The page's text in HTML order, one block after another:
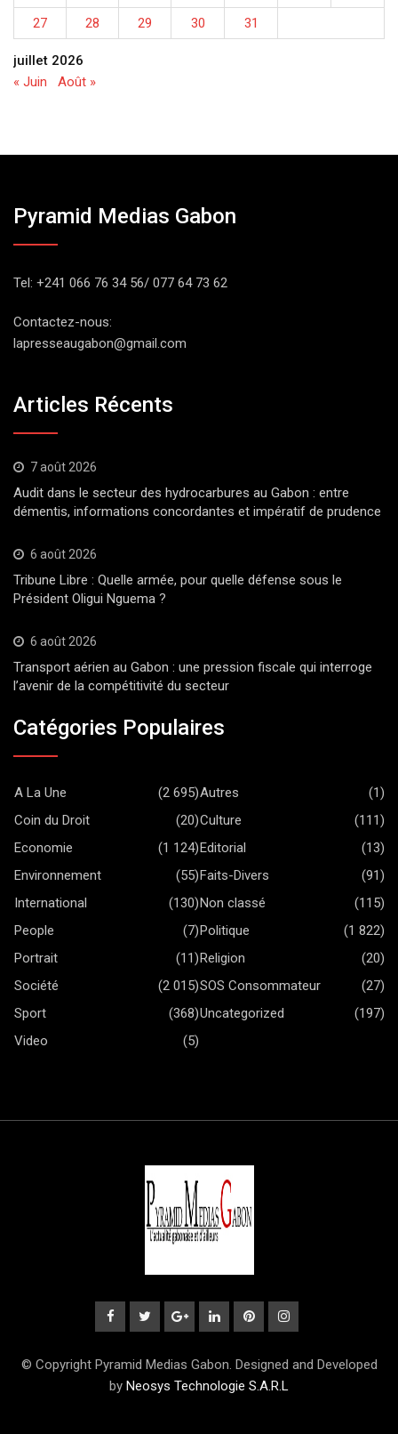
juillet 2026
27
28 29 30 31
« Juin Août »
Pyramid Medias Gabon
Tel: +241 066 76 34 56/ 077 64 73 62
Contactez-nous:
lapresseaugabon@gmail.com
Articles Récents
7 août 2026
Audit dans le secteur des hydrocarbures au Gabon : entre
démentis, informations concordantes et impératif de prudence
6 août 2026
Tribune Libre : Quelle armée, pour quelle défense sous le
Président Oligui Nguema ?
6 août 2026
Transport aérien au Gabon : une pression fiscale qui interroge
l’avenir de la compétitivité du secteur
Catégories Populaires
A La Une (2 695)Autres
(1)
Coin du Droit
(20)Culture
(111)
Economie
(1 124)Editorial
(13)
Environnement
(55)Faits-Divers
(91)
International
(130)Non classé
(115)
People
(7)Politique
(1 822)
Portrait
(11)Religion
(20)
Société
(2 015)SOS Consommateur
(27)
Sport
(368)Uncategorized
(197)
Video
(5)
© Copyright Pyramid Medias Gabon. Designed and Developed
by Neosys Technologie S.A.R.L